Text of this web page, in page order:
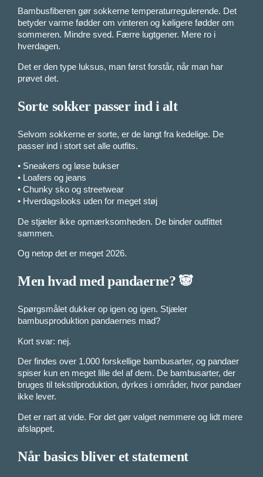
Bambusfiberen gør sokkerne temperaturregulerende. Det
betyder varme fødder om vinteren og køligere fødder om
sommeren. Mindre sved. Færre lugtgener. Mere ro i
hverdagen.
Det er den type luksus, man først forstår, når man har
prøvet det.
Sorte sokker passer ind i alt
Selvom sokkerne er sorte, er de langt fra kedelige. De
passer ind i stort set alle outfits.
• Sneakers og løse bukser
• Loafers og jeans
• Chunky sko og streetwear
• Hverdagslooks uden for meget støj
De stjæler ikke opmærksomheden. De binder outfittet
sammen.
Og netop det er meget 2026.
Men hvad med pandaerne? 🐼
Spørgsmålet dukker op igen og igen. Stjæler
bambusproduktion pandaernes mad?
Kort svar: nej.
Der findes over 1.000 forskellige bambusarter, og pandaer
spiser kun en meget lille del af dem. De bambusarter, der
bruges til tekstilproduktion, dyrkes i områder, hvor pandaer
ikke lever.
Det er rart at vide. For det gør valget nemmere og lidt mere
afslappet.
Når basics bliver et statement